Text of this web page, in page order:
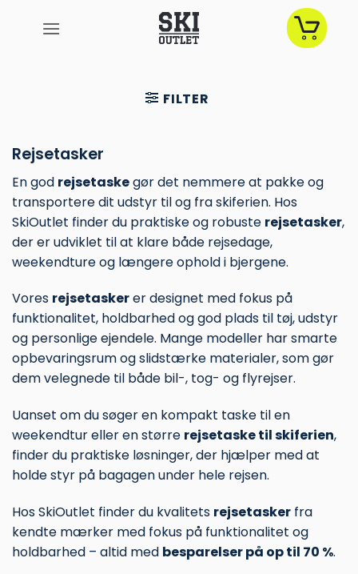
FILTER
Rejsetasker
En god rejsetaskegør det nemmere at pakke og
transportere dit udstyr til og fra skiferien. Hos
SkiOutlet finder du praktiske og robuste rejsetasker,
der er udviklet til at klare både rejsedage,
weekendture og længere ophold i bjergene.
Vores rejsetaskerer designet med fokus på
funktionalitet, holdbarhed og god plads til tøj, udstyr
og personlige ejendele. Mange modeller har smarte
opbevaringsrum og slidstærke materialer, som gør
dem velegnede til både bil-, tog- og flyrejser.
Uanset om du søger en kompakt taske til en
weekendtur eller en større rejsetaske til skiferien,
finder du praktiske løsninger, der hjælper med at
holde styr på bagagen under hele rejsen.
Hos SkiOutlet finder du kvalitets rejsetasker fra
kendte mærker med fokus på funktionalitet og
holdbarhed – altid med besparelser på op til 70 %.